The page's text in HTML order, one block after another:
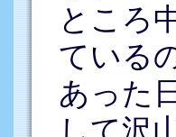
ところ
ている
あった
して沢